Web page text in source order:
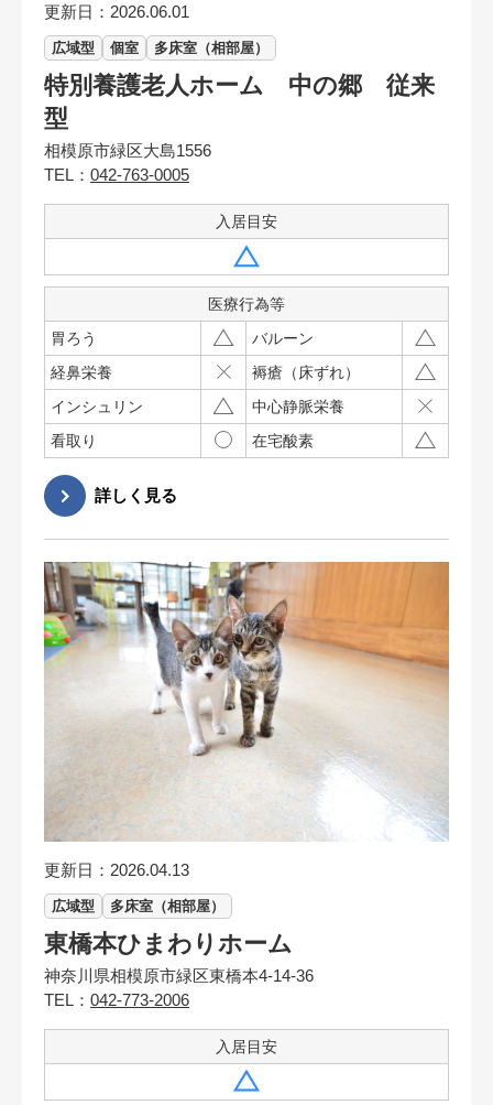
更新日：2026.06.01
広域型 個室 多床室（相部屋）
特別養護老人ホーム 中の郷 従来
型
相模原市緑区大島1556
TEL： 042-763-0005
入居目安
医療行為等
胃ろう
バルーン
経鼻栄養
褥瘡（床ずれ）
インシュリン
中心静脈栄養
看取り
在宅酸素
更新日：2026.04.13
広域型 多床室（相部屋）
東橋本ひまわりホーム
神奈川県相模原市緑区東橋本4-14-36
TEL： 042-773-2006
入居目安